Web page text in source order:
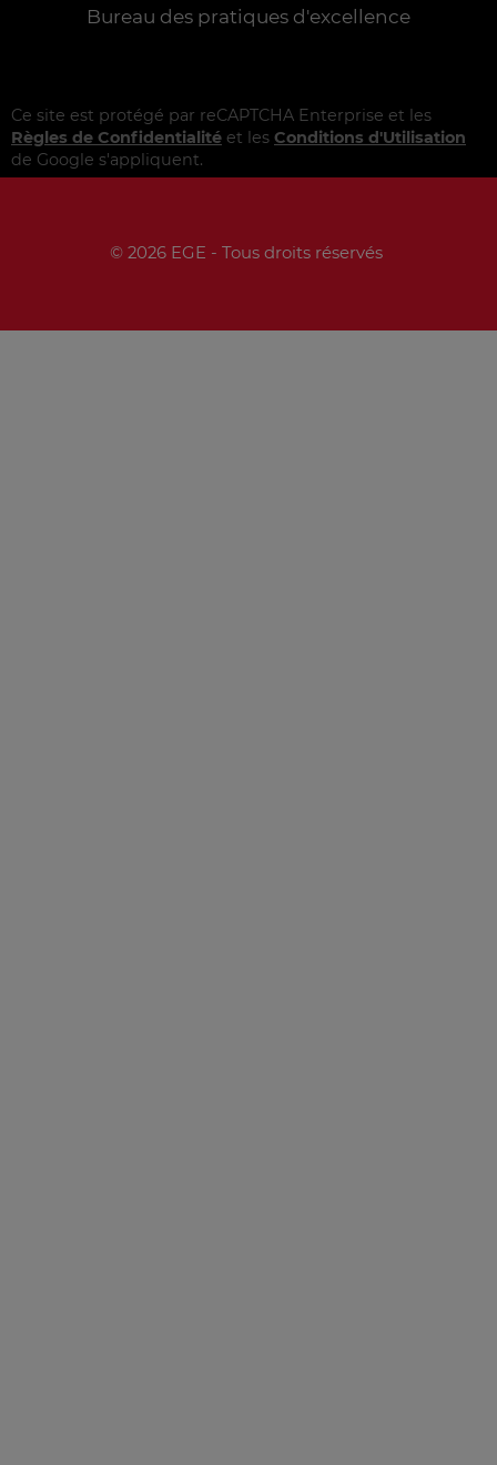
Bureau des pratiques d'excellence
Ce site est protégé par reCAPTCHA Enterprise et les
Règles de Confidentialité et les Conditions d'Utilisation
de Google s'appliquent.
© 2026 EGE - Tous droits réservés